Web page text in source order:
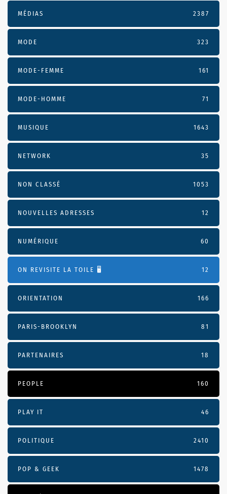
MÉDIAS 2387
MODE 323
MODE-FEMME 161
MODE-HOMME 71
MUSIQUE 1643
NETWORK 35
NON CLASSÉ 1053
NOUVELLES ADRESSES 12
NUMÉRIQUE 60
ON REVISITE LA TOILE 🖥️ 12
ORIENTATION 166
PARIS-BROOKLYN 81
PARTENAIRES 18
PEOPLE 160
PLAY IT 46
POLITIQUE 2410
POP & GEEK 1478